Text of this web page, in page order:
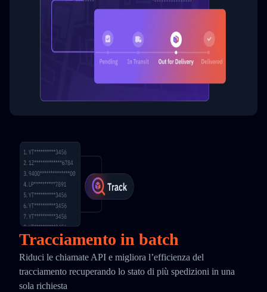
Tracciamento in batch
Riduci le chiamate API e migliora l’efficienza del
tracciamento recuperando lo stato di più spedizioni in una
sola richiesta